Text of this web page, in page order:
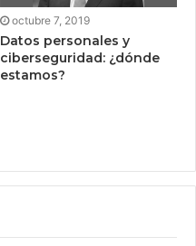
octubre 7, 2019
Datos personales y
ciberseguridad: ¿dónde
estamos?